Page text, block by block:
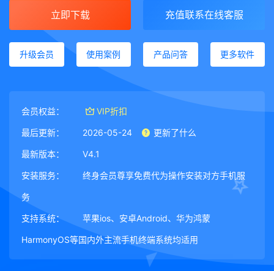
立即下载 充值联系在线客服
升级会员 使用案例 产品问答 更多软件
会员权益： VIP折扣
最后更新： 2026-05-24 更新了什么
最新版本： V4.1
安装服务： 终身会员尊享免费代为操作安装对方手机服
务
支持系统： 苹果ios、安卓Android、华为鸿蒙
HarmonyOS等国内外主流手机终端系统均适用